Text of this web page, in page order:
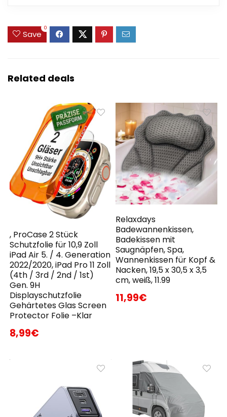
Save
0
Related deals
, ProCase 2 Stück
Schutzfolie für 10,9 Zoll
iPad Air 5. / 4. Generation
2022/2020, iPad Pro 11 Zoll
(4th / 3rd / 2nd / 1st)
Gen. 9H
Displayschutzfolie
Gehärtetes Glas Screen
Protector Folie –Klar
8,99€
Relaxdays
Badewannenkissen,
Badekissen mit
Saugnäpfen, Spa,
Wannenkissen für Kopf &
Nacken, 19,5 x 30,5 x 3,5
cm, weiß, 11.99
11,99€